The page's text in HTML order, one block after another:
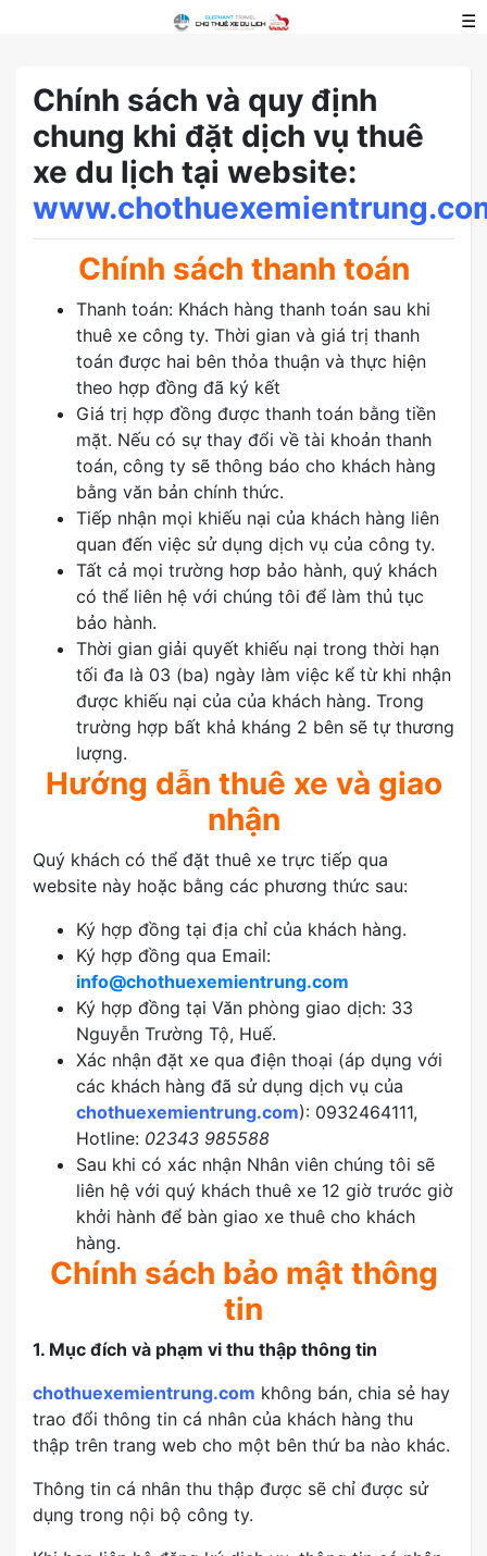
☰
Chính sách và quy định
chung khi đặt dịch vụ thuê
xe du lịch tại website:
Chính sách thanh toán
Thanh toán: Khách hàng thanh toán sau khi
thuê xe công ty. Thời gian và giá trị thanh
toán được hai bên thỏa thuận và thực hiện
theo hợp đồng đã ký kết
Giá trị hợp đồng được thanh toán bằng tiền
mặt. Nếu có sự thay đổi về tài khoản thanh
toán, công ty sẽ thông báo cho khách hàng
bằng văn bản chính thức.
Tiếp nhận mọi khiếu nại của khách hàng liên
quan đến việc sử dụng dịch vụ của công ty.
Tất cả mọi trường hơp bảo hành, quý khách
có thể liên hệ với chúng tôi để làm thủ tục
bảo hành.
Thời gian giải quyết khiếu nại trong thời hạn
tối đa là 03 (ba) ngày làm việc kể từ khi nhận
được khiếu nại của của khách hàng. Trong
trường hợp bất khả kháng 2 bên sẽ tự thương
lượng.
Hướng dẫn thuê xe và giao
nhận
Quý khách có thể đặt thuê xe trực tiếp qua
website này hoặc bằng các phương thức sau:
Ký hợp đồng tại địa chỉ của khách hàng.
Ký hợp đồng qua Email:
info@chothuexemientrung.com
Ký hợp đồng tại Văn phòng giao dịch: 33
Nguyễn Trường Tộ, Huế.
Xác nhận đặt xe qua điện thoại (áp dụng với
các khách hàng đã sử dụng dịch vụ của
chothuexemientrung.com): 0932464111,
Hotline: 02343 985588
Sau khi có xác nhận Nhân viên chúng tôi sẽ
liên hệ với quý khách thuê xe 12 giờ trước giờ
khởi hành để bàn giao xe thuê cho khách
hàng.
Chính sách bảo mật thông
tin
1. Mục đích và phạm vi thu thập thông tin
chothuexemientrung.com không bán, chia sẻ hay
trao đổi thông tin cá nhân của khách hàng thu
thập trên trang web cho một bên thứ ba nào khác.
Thông tin cá nhân thu thập được sẽ chỉ được sử
dụng trong nội bộ công ty.